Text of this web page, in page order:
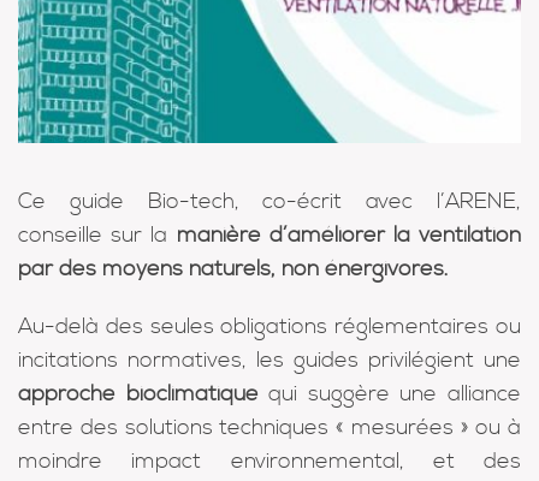
Ce guide Bio-tech, co-écrit avec l’ARENE,
conseille sur la manière d’améliorer la ventilation
par des moyens naturels, non énergivores.
Au-delà des seules obligations réglementaires ou
incitations normatives, les guides privilégient une
approche bioclimatique qui suggère une alliance
entre des solutions techniques « mesurées » ou à
moindre impact environnemental, et des